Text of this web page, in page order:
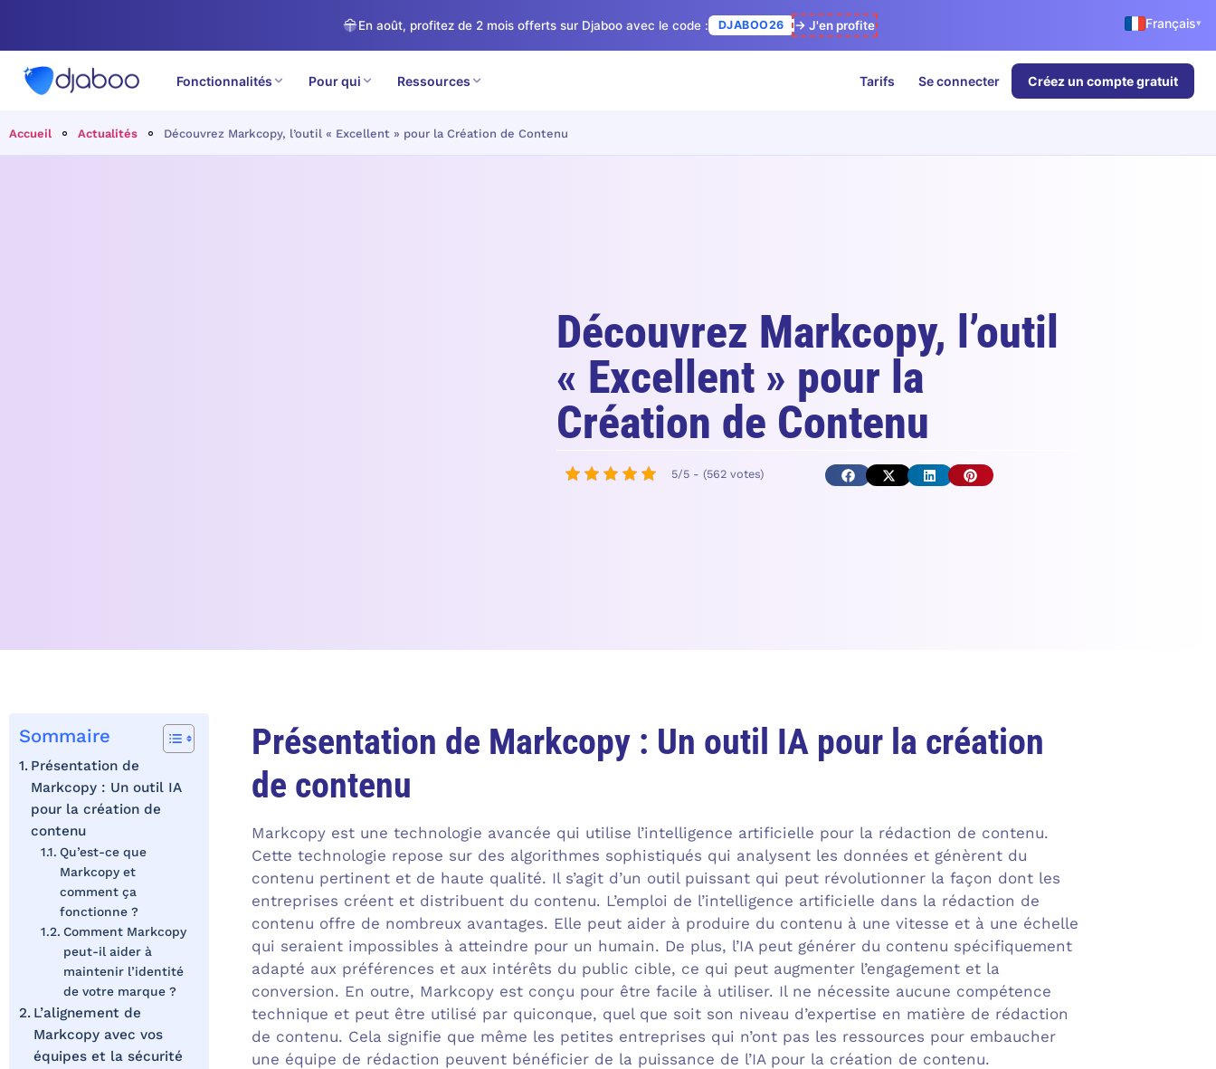
En août, profitez de 2 mois offerts sur Djaboo avec le code : DJABOO26 → J'en profite Français▾
Fonctionnalités Pour qui Ressources Tarifs Se connecter Créez un compte gratuit
Accueil Actualités Découvrez Markcopy, l’outil « Excellent » pour la Création de Contenu
Découvrez Markcopy, l’outil
« Excellent » pour la
Création de Contenu
5/5 - (562 votes)
Présentation de Markcopy : Un outil IA pour la création
de contenu
Markcopy est une technologie avancée qui utilise l’intelligence artificielle pour la rédaction de contenu.
Cette technologie repose sur des algorithmes sophistiqués qui analysent les données et génèrent du
contenu pertinent et de haute qualité. Il s’agit d’un outil puissant qui peut révolutionner la façon dont les
entreprises créent et distribuent du contenu. L’emploi de l’intelligence artificielle dans la rédaction de
contenu offre de nombreux avantages. Elle peut aider à produire du contenu à une vitesse et à une échelle
qui seraient impossibles à atteindre pour un humain. De plus, l’IA peut générer du contenu spécifiquement
adapté aux préférences et aux intérêts du public cible, ce qui peut augmenter l’engagement et la
conversion. En outre, Markcopy est conçu pour être facile à utiliser. Il ne nécessite aucune compétence
technique et peut être utilisé par quiconque, quel que soit son niveau d’expertise en matière de rédaction
de contenu. Cela signifie que même les petites entreprises qui n’ont pas les ressources pour embaucher
une équipe de rédaction peuvent bénéficier de la puissance de l’IA pour la création de contenu.
Sommaire
Présentation de
Markcopy : Un outil IA
pour la création de
contenu
Qu’est-ce que
Markcopy et
comment ça
fonctionne ?
Comment Markcopy
peut-il aider à
maintenir l’identité
de votre marque ?
L’alignement de
Markcopy avec vos
équipes et la sécurité